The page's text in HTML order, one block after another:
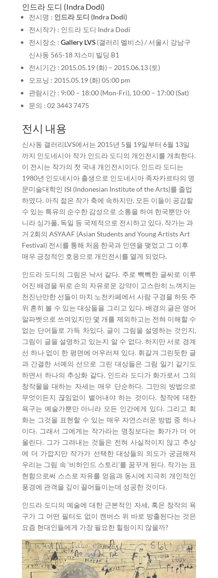
인드라 도디 (Indra Dodi)
전시명 : 인드라 도디 (Indra Dodi)
전시작가 : 인드라 도디 Indra Dodi
전시장소 : Gallery LVS(갤러리 엘비스) / 서울시 강남구
신사동 565-18 쟈스미 빌딩 B1
전시기간 : 2015.05.19 (화) – 2015.06.13 (토)
오프닝 : 2015.05.19 (화) 05:00 pm
관람시간 : 9:00 – 18:00 (Mon-Fri), 10:00 – 17:00 (Sat)
문의 : 02 3443 7475
전시 내용
신사동 갤러리LVS에서는 2015년 5월 19일부터 6월 13일
까지 인도네시아 작가 인드라 도디의 개인전시를 개최한다.
이 전시는 작가의 첫 국내 개인전시이다. 인드라 도디는
1980년 인도네시아 출생으로 인도네시아 족자카르타의 명
문미술대학인 ISI (Indonesian Institute of the Arts)를 졸업
하였다. 아직 젊은 작가 축에 속하지만, 모든 이들이 공감할
수 있는 특유의 순수한 감성으로 소통을 하여 한국뿐만 아
니라 싱가폴, 독일 등 국제적으로 전시하고 있다. 작가는 과
거 2회의 ASYAAF (Asian Students and Young Artists Art
Festival) 전시를 통해 처음 한국과 인연을 맺었고 그 이후
매우 긍정적인 호응으로 개인전시를 열게 되었다.
인드라 도디의 그림은 낙서 같다. 주로 빽빽한 글씨로 이루
어진 배경을 뒤로 손의 자유로운 강약이 고스란히 느껴지는
천진난만한 선들이 마치 노천카페에서 사람 구경을 하듯 주
위 흔히 볼 수 있는 대상들을 그리고 있다. 배경의 글은 영어
알파벳으로 쓰여있지만 몇 개를 제외하고는 전혀 이해할 수
없는 단어들로 가득 차있다. 글이 그림을 설명하는 것인지,
그림이 글을 설명하고 있는지 알 수 없다. 하지만 서로 경계
선 하나 없이 한 평면에 어우러져 있다. 휘갈겨 그린듯한 글
과 간결한 서예의 선으로 그린 대상들은 그림 일기 같기도
하면서 하나의 추상화 같다. 인드라 도디가 화가로서 그의
창작물을 대하는 자세는 매우 단순하다. 그만의 방법으로
무엇이든지 끊임없이 뱉어내야 하는 것이다. 창작에 대한
욕구는 예술가뿐만 아니라 모든 인간에게 있다. 그리고 회
화는 그것을 표현할 수 있는 매우 자연스러운 방법 중 하나
이다. 그래서 그에게는 작가라는 명칭보다는 화가가 더 어
울린다. 그가 그려내는 것들은 전혀 사실적이지 않고 추상
에 더 가깝지만 작가가 선택한 대상들의 의도가 궁금해져
우리는 그림 속 ‘비하인드 스토리’를 꿈꾸게 된다. 작가는 표
현함으로써 스스로 자유를 얻음과 동시에 지극히 개인적인
풍경에 관객을 깊이 끌어들이는데 성공한 것이다.
인드라 도디의 예술에 대한 근본적인 자세, 혹은 창작의 욕
구가 그 어떤 필터도 없이 캔버스 위 바로 방출된다는 것은
요즘 현대인들에게 가장 필요한 힐링이지 않을까?